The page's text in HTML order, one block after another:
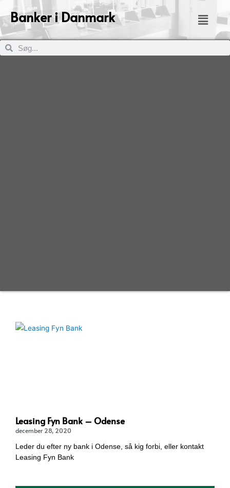
Banker i Danmark
Leasing Fyn Bank – Odense
december 28, 2020
Leder du efter ny bank i Odense, så kig forbi, eller kontakt
Leasing Fyn Bank